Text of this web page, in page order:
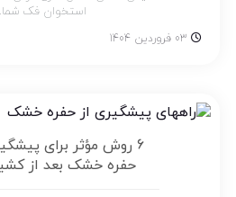
استخوان فک
03 فروردین 1404
6 روش مؤثر برای
حفره خشک بعد از